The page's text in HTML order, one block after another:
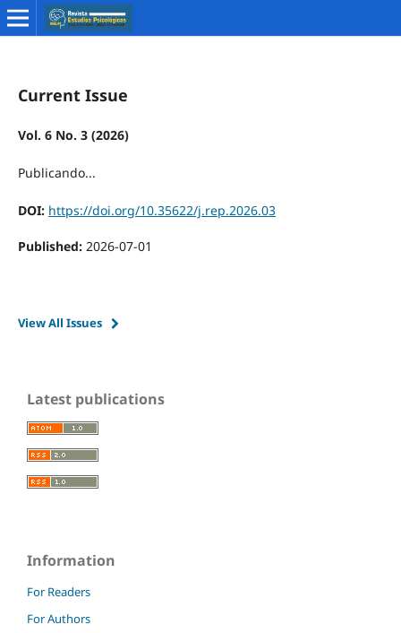
Current Issue
Vol. 6 No. 3 (2026)
Publicando...
DOI: https://doi.org/10.35622/j.rep.2026.03
Published: 2026-07-01
View All Issues
Latest publications
Information
For Readers
For Authors